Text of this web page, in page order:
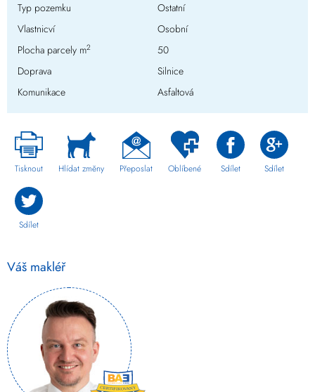
Typ pozemku
Ostatní
Vlastnicví
Osobní
Plocha parcely m2
50
Doprava
Silnice
Komunikace
Asfaltová
Tisknout Hlídat změny Přeposlat Oblíbené Sdílet Sdílet
Sdílet
Váš makléř